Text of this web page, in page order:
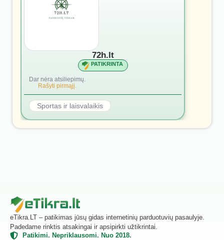
72h.lt
PATIKRINTA
Dar nėra atsiliepimų.
Rašyti pirmąjį.
Sportas ir laisvalaikis
eTikra.LT – patikimas jūsų gidas internetinių parduotuvių pasaulyje.
Padedame rinktis atsakingai ir apsipirkti užtikrintai.
Patikimi. Nepriklausomi. Nuo 2018.